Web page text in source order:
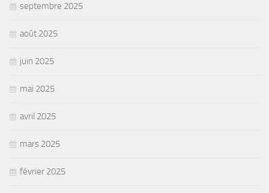
septembre 2025
août 2025
juin 2025
mai 2025
avril 2025
mars 2025
février 2025